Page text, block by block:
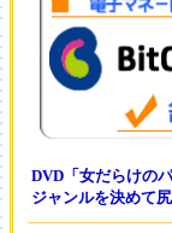
DVD「女だらけの
ジャンルを決めて